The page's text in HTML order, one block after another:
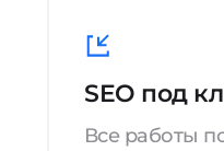
SEO под
Все работы